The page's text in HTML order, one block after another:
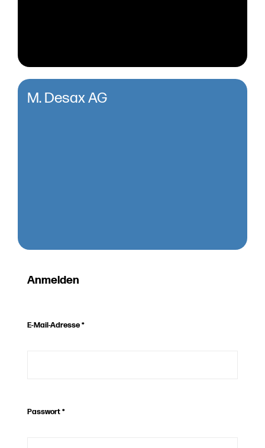
M. Desax AG
Anmelden
E-Mail-Adresse*
Passwort*